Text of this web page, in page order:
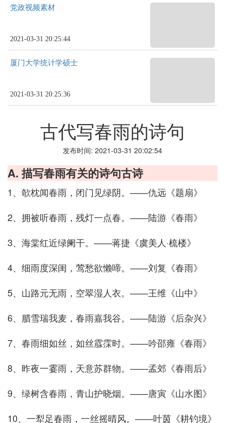
党政视频素材
2021-03-31 20:25:44
厦门大学统计学硕士
2021-03-31 20:25:36
古代写春雨的诗句
发布时间: 2021-03-31 20:02:54
A. 描写春雨有关的诗句古诗
1、欹枕闻春雨，闭门见绿阴。——仇远《题扇》
2、拥被听春雨，残灯一点春。——陆游《春雨》
3、海棠红近绿阑干。——蒋捷《虞美人·梳楼》
4、细雨度深闺，莺愁欲懒啼。——刘复《春雨》
5、山路元无雨，空翠湿人衣。——王维《山中》
6、腊雪瑞我麦，春雨嘉我谷。——陆游《后杂兴》
7、春雨细如丝，如丝霡霂时。——吟邵雍《春雨》
8、昨夜一霎雨，天意苏群物。——孟郊《春雨后》
9、绿树含春雨，青山护晓烟。——唐寅《山水图》
10、一犁足春雨，一丝摇晴风。——叶茵《耕钓境》